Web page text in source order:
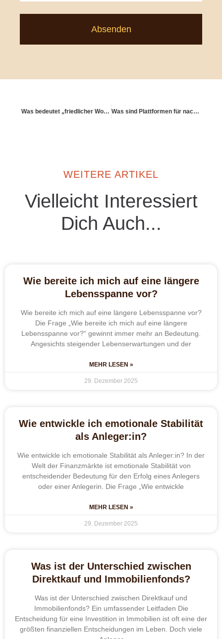
Absenden
Was bedeutet „friedlicher Wohlstand“? Was sind Plattformen für nachhaltige Mikroinvestments?
WEITERE ARTIKEL
Vielleicht Interessiert
Dich Auch...
Wie bereite ich mich auf eine längere
Lebensspanne vor?
Wie bereite ich mich auf eine längere Lebensspanne vor?
Die Frage „Wie bereite ich mich auf eine längere
Lebensspanne vor?“ gewinnt immer mehr an Bedeutung.
Angesichts steigender Lebenserwartungen und der
MEHR LESEN »
29. Dezember 2025
Wie entwickle ich emotionale Stabilität
als Anleger:in?
Wie entwickle ich emotionale Stabilität als Anleger:in? In der
Welt der Finanzmärkte ist emotionale Stabilität von
entscheidender Bedeutung für den Erfolg eines Anlegers
oder einer Anlegerin. Die Frage „Wie entwickle
MEHR LESEN »
29. Dezember 2025
Was ist der Unterschied zwischen
Direktkauf und Immobilienfonds?
Was ist der Unterschied zwischen Direktkauf und
Immobilienfonds? Ein umfassender Leitfaden Die
Entscheidung für eine Investition in Immobilien ist oft eine der
größten finanziellen Entscheidungen im Leben. Doch viele